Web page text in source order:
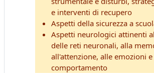
e interventi di recupero
Aspetti della sicurezza a
Aspetti neurologici attinenti
delle reti neuronali, alla
all'attenzione, alle emozioni e
comportamento